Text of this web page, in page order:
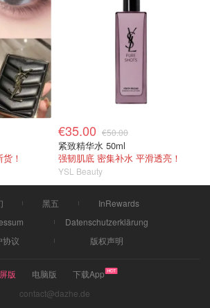
！
€35.00 €50.00
紧致精华水 50ml
强韧肌底 密集补水 平滑透亮！
YSL Beauty
黑五
InRewards
Datenschutzerklärung
协议
版权声明
版 电脑版
下载App
contact@dazhe.de